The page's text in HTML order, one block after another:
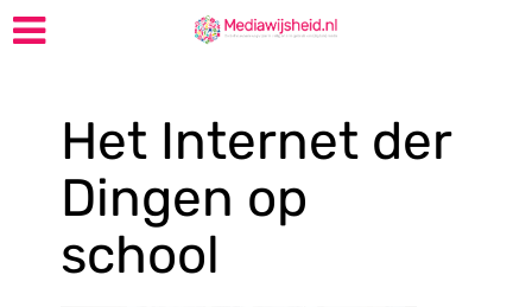
Het Internet der
Dingen op
school